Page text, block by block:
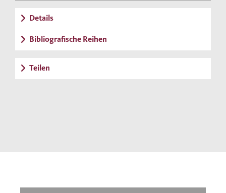
Details
Bibliografische Reihen
Teilen